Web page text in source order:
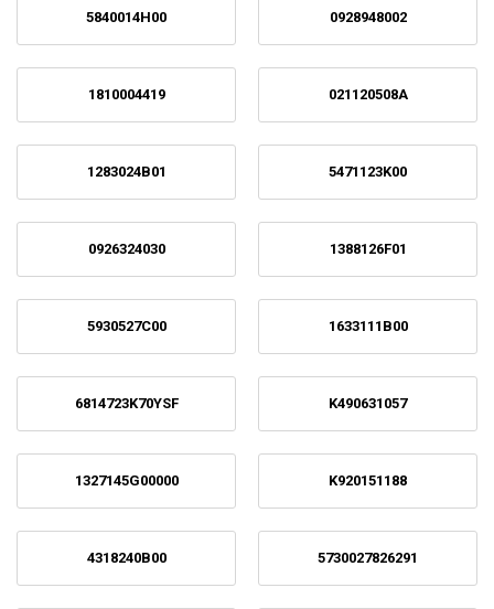
5840014H00 0928948002
1810004419 021120508A
1283024B01 5471123K00
0926324030 1388126F01
5930527C00 1633111B00
6814723K70YSF K490631057
1327145G00000 K920151188
4318240B00 5730027826291